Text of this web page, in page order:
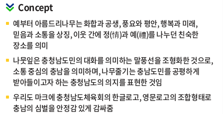
Concept
예부터 아름드리나무는 화합과 공생, 풍요와 평안, 행복과 미래,
믿음과 소통을 상징, 이웃 간에 정(情)과 예(禮)를 나누던 친숙한
장소를 의미
나뭇잎은 충청남도민의 대화를 의미하는 말풍선을 조형화한 것으로,
소통 중심의 충남을 의미하며, 나무줄기는 충남도민를 공평하게
받아들이고자 하는 충청남도의 의지를 표현한 것임
우리도 마크에 충청남도체육회의 한글로고, 영문로고의 조합형태로
충남의 심벌을 안정감 있게 감싸줌